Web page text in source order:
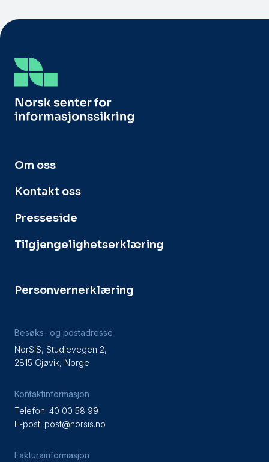
Om oss
Kontakt oss
Presseside
Tilgjengelighetserklæring
Personvernerklæring
Besøks- og postadresse
NorSIS, Studievegen 2,
2815 Gjøvik, Norge
Kontaktinformasjon
Telefon: 40 00 58 99
E-post: post@norsis.no
Fakturainformasjon